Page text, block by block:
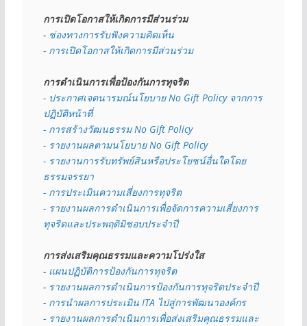
การเปิดโอกาสให้เกิดการมีส่วนร่วม
- ช่องทางการรับฟังความคิดเห็น
- การเปิดโอกาสให้เกิดการมีส่วนร่วม
การดำเนินการเพื่อป้องกันการทุจริต
- ประกาศเจตนารมณ์นโยบาย No Gift Policy จากการ
ปฏิบัติหน้าที่
- การสร้างวัฒนธรรม No Gift Policy
- รายงานผลตามนโยบาย No Gift Policy
- รายงานการรับทรัพย์สินหรือประโยชน์อื่นใดโดย
ธรรมจรรยา
- การประเมินความเสี่ยงการทุจริต
- รายงานผลการดำเนินการเพื่อจัดการความเสี่ยงการ
ทุจริตและประพฤติมิชอบประจำปี
การส่งเสริมคุณธรรมและความโปร่งใส
- แผนปฏิบัติการป้องกันการทุจริต
- รายงานผลการดำเนินการป้องกันการทุจริตประจำปี
- การนำผลการประเมิน ITA ไปสู่การพัฒนาองค์กร
- รายงานผลการดำเนินการเพื่อส่งเสริมคุณธรรมและ